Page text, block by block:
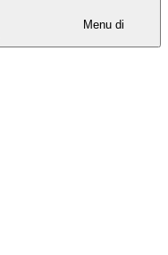
Menu di